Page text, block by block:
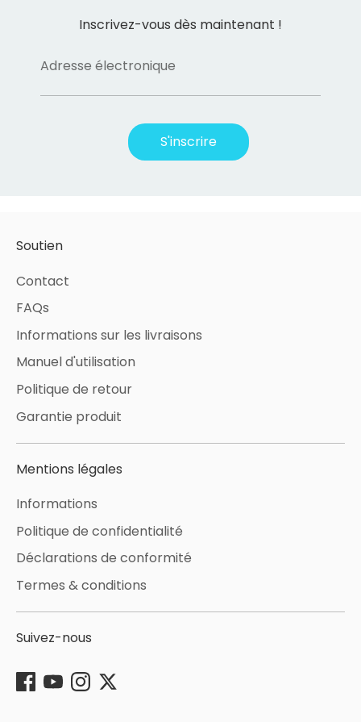
Inscrivez-vous dès maintenant !
Adresse électronique
S'inscrire
Soutien
Contact
FAQs
Informations sur les livraisons
Manuel d'utilisation
Politique de retour
Garantie produit
Mentions légales
Informations
Politique de confidentialité
Déclarations de conformité
Termes & conditions
Suivez-nous